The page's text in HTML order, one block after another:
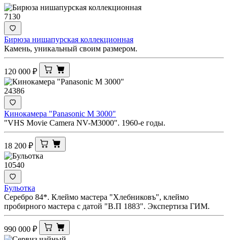
7130
Бирюза нишапурская коллекционная
Камень, уникальный своим размером.
120 000 ₽
24386
Кинокамера "Panasonic M 3000"
"VHS Movie Camera NV-M3000". 1960-е годы.
18 200 ₽
10540
Бульотка
Серебро 84*. Клеймо мастера "Хлебниковъ", клеймо
пробирного мастера с датой "В.П 1883". Экспертиза ГИМ.
990 000 ₽